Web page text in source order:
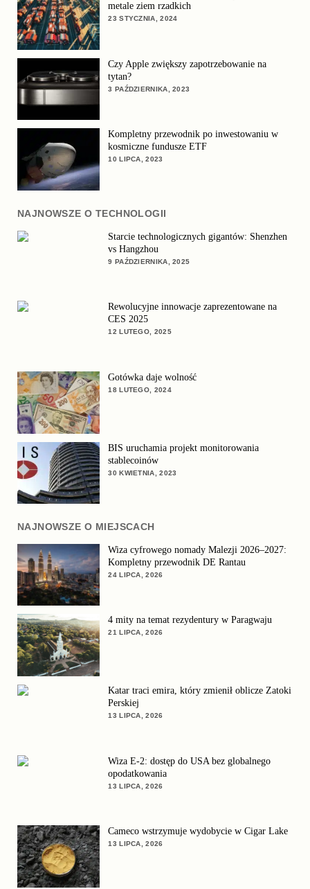
metale ziem rzadkich
23 STYCZNIA, 2024
Czy Apple zwiększy zapotrzebowanie na
tytan?
3 PAŹDZIERNIKA, 2023
Kompletny przewodnik po inwestowaniu w
kosmiczne fundusze ETF
10 LIPCA, 2023
NAJNOWSZE O TECHNOLOGII
Starcie technologicznych gigantów: Shenzhen
vs Hangzhou
9 PAŹDZIERNIKA, 2025
Rewolucyjne innowacje zaprezentowane na
CES 2025
12 LUTEGO, 2025
Gotówka daje wolność
18 LUTEGO, 2024
BIS uruchamia projekt monitorowania
stablecoinów
30 KWIETNIA, 2023
NAJNOWSZE O MIEJSCACH
Wiza cyfrowego nomady Malezji 2026–2027:
Kompletny przewodnik DE Rantau
24 LIPCA, 2026
4 mity na temat rezydentury w Paragwaju
21 LIPCA, 2026
Katar traci emira, który zmienił oblicze Zatoki
Perskiej
13 LIPCA, 2026
Wiza E-2: dostęp do USA bez globalnego
opodatkowania
13 LIPCA, 2026
Cameco wstrzymuje wydobycie w Cigar Lake
13 LIPCA, 2026